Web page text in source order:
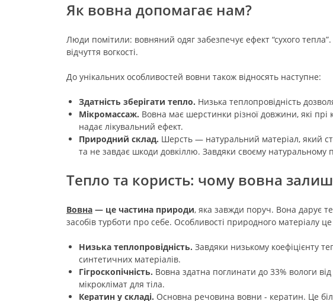
Як вовна допомагає нам?
Люди помітили: вовняний одяг забезпечує ефект “сухого
відчуття вогкості.
До унікальних особливостей вовни також відносять наступне:
Здатність зберігати тепло. Низька теплопровідність
Мікромассаж. Вовна має шерстинки різної довжини, які
надає лікувальний ефект.
Природний склад. Шерсть — натуральний матеріал, який
та не завдає шкоди довкіллю. Завдяки своєму
Тепло та користь: чому вовна
Вовна — це частина природи, яка завжди поруч. Вона дарує
засобів турботи про себе. Особливості природного матеріалу
Низька теплопровідність. Завдяки низькому коефіцієнту
синтетичних матеріалів.
Гігроскопічність. Вовна здатна поглинати до 33% вологи
мікроклімат для тіла.
Кератин у складі. Основна речовина вовни - кератин. Це